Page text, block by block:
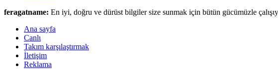
feragatname: En iyi, doğru ve dürüst bilgiler size sunmak için bütün gücümüzle
Ana sayfa
Canlι
Takım karşılaştırmak
İletişim
Reklama